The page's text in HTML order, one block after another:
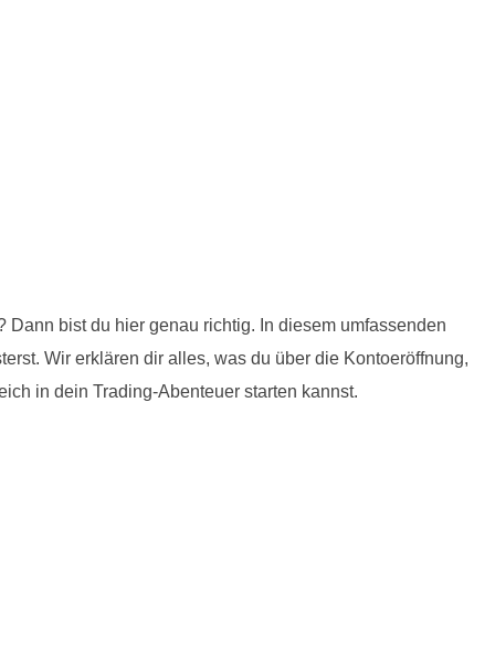
bist du hier genau richtig. In diesem umfassenden
Wir erklären dir alles, was du über die Kontoeröffnung,
in dein Trading-Abenteuer starten kannst.